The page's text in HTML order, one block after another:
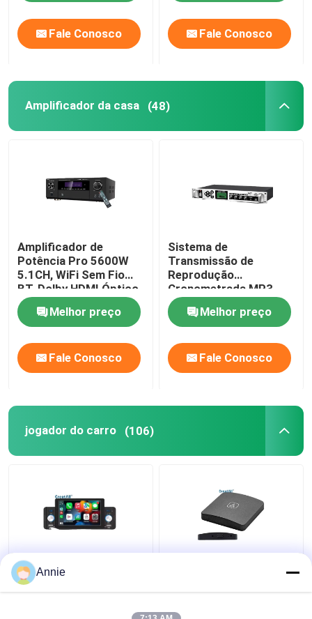
Fale Conosco Fale Conosco
Amplificador da casa (48)
Amplificador de
Potência Pro 5600W
5.1CH, WiFi Sem Fio
BT, Dolby HDMI Óptico
Coaxial, para Home
Theater KTVMelhor preço
Fale Conosco
Sistema de
Transmissão de
Reprodução
Cronometrada MP3
Amplificador de Toque
Automático com
Amplificador de Coluna
Metálica Externa
Melhor preço
Fale Conosco
jogador do carro (106)
Creatall MP5 Player de
carro de 5 polegadas
Interconnect Box
Annie